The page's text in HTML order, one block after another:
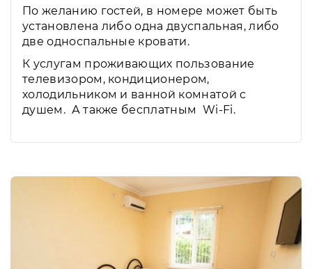
По желанию гостей, в номере может быть
установлена либо одна двуспальная, либо
две односпальные кровати.
К услугам проживающих пользование
телевизором, кондиционером,
холодильником и ванной комнатой с
душем. А также бесплатным Wi-Fi.